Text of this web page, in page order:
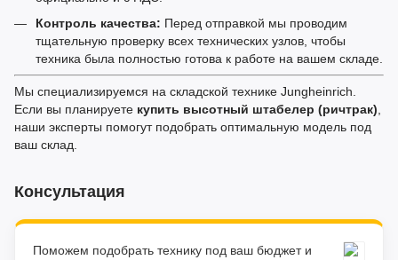
Контроль качества: Перед отправкой мы проводим
тщательную проверку всех технических узлов, чтобы
техника была полностью готова к работе на вашем складе.
Мы специализируемся на складской технике Jungheinrich.
Если вы планируете купить высотный штабелер (ричтрак)
наши эксперты помогут подобрать оптимальную модель под
ваш склад.
Консультация
Поможем подобрать технику под ваш бюджет и